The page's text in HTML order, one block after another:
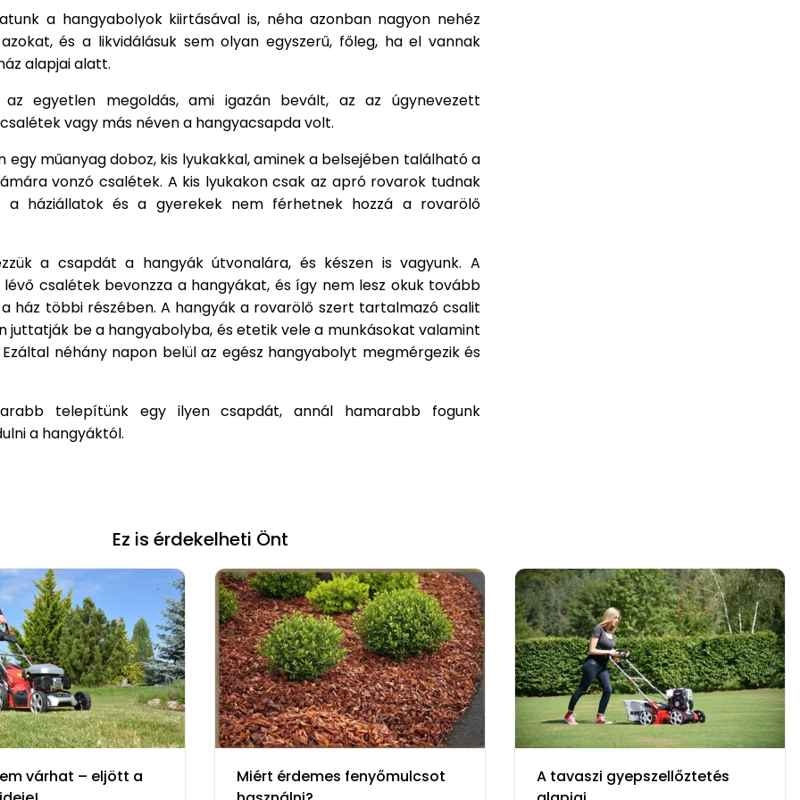
a hangyabolyok kiirtásával is, néha azonban nagyon nehéz
és a likvidálásuk sem olyan egyszerű, főleg, ha el vannak
alapjai alatt.
az egyetlen megoldás, ami igazán bevált, az az úgynevezett
vagy más néven a hangyacsapda volt.
egy műanyag doboz, kis lyukakkal, aminek a belsejében található a
vonzó csalétek. A kis lyukakon csak az apró rovarok tudnak
a háziállatok és a gyerekek nem férhetnek hozzá a rovarölő
a csapdát a hangyák útvonalára, és készen is vagyunk. A
csalétek bevonzza a hangyákat, és így nem lesz okuk tovább
ház többi részében. A hangyák a rovarölő szert tartalmazó csalit
juttatják be a hangyabolyba, és etetik vele a munkásokat valamint
néhány napon belül az egész hangyabolyt megmérgezik és
telepítünk egy ilyen csapdát, annál hamarabb fogunk
a hangyáktól.
Ez is érdekelheti Önt
várhat – eljött a
Miért érdemes fenyőmulcsot
A tavaszi gyepszellőztetés